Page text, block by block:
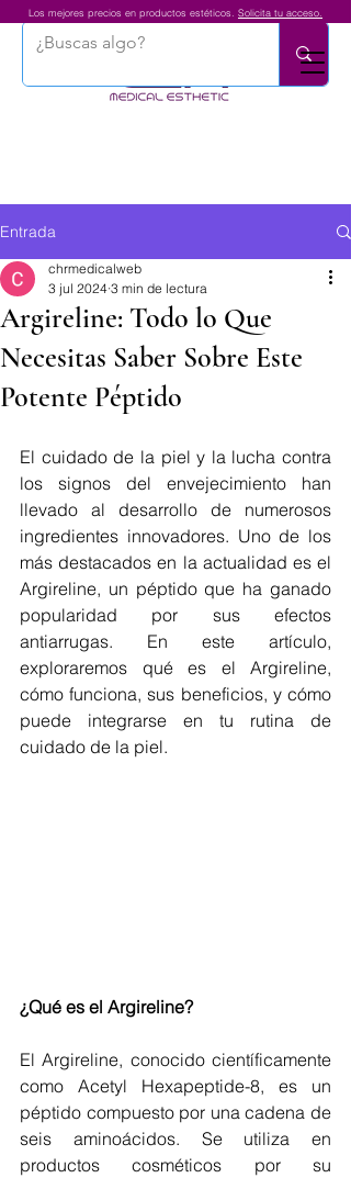
Los mejores precios en productos estéticos. Solicita tu acceso.
Entrada
Argireline: Todo lo Que
Necesitas Saber Sobre Este
Potente Péptido
chrmedicalweb
3 jul 2024 3 min de lectura
El cuidado de la piel y la lucha contra
los signos del envejecimiento han
llevado al desarrollo de numerosos
ingredientes innovadores. Uno de los
más destacados en la actualidad es el
Argireline, un péptido que ha ganado
popularidad por sus efectos
antiarrugas. En este artículo,
exploraremos qué es el Argireline,
cómo funciona, sus beneficios, y cómo
puede integrarse en tu rutina de
cuidado de la piel.
¿Qué es el Argireline?
El Argireline, conocido científicamente
como Acetyl Hexapeptide-8, es un
péptido compuesto por una cadena de
seis aminoácidos. Se utiliza en
productos cosméticos por su